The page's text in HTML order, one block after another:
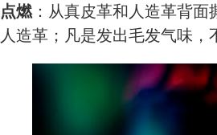
点燃：从真皮革和人造革背面
人造革；凡是发出毛发气味